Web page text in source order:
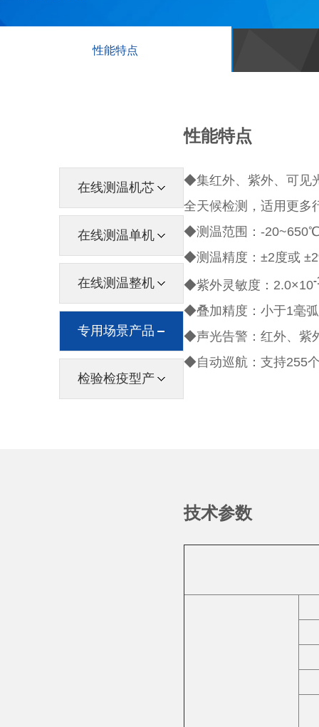
性能特点
在线测温机芯
在线测温单机
在线测温整机
专用场景产品
检验检疫型产
性能特点
◆集红外、紫外、可见
全天候检测，适用更多
◆测温范围：-
◆测温精度：±2度或
◆紫外灵敏度：2.0×10-
◆叠加精度：小于1毫
◆声光告警：红外、紫
◆自动巡航：支持255
技术参数